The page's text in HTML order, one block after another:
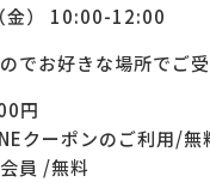
） 10:00-12:00
でお好きな場所でご受
円
ポンのご利用/無
/無料